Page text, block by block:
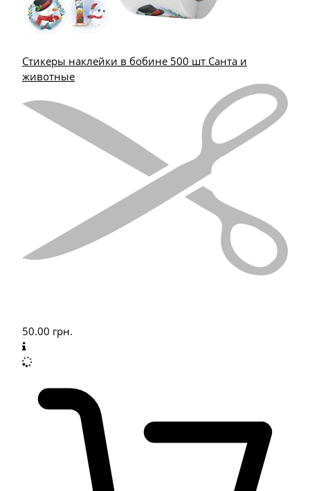
Стикеры наклейки в бобине 500 шт Санта и
животные
50.00 грн.